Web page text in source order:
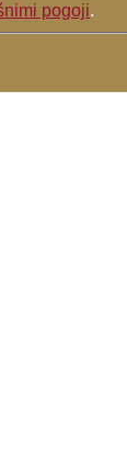
pogoji.